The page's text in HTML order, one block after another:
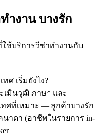
ำงาน บางรัก
ช้บริการวีซ่าทำงานกับ
ศ เริ่มยังไง?
เมินวุฒิ ภาษา และ
ศที่เหมาะ — ลูกค้าบางรัก
นาดา (อาชีพในรายการ in-